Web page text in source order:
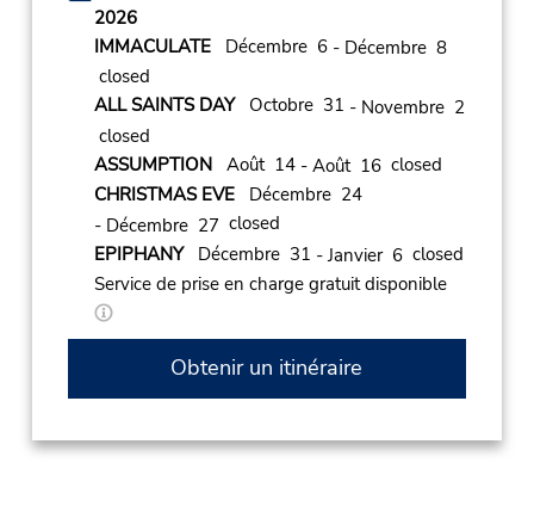
2026
IMMACULATEDécembre 6 - Décembre 8
closed
ALL SAINTS DAYOctobre 31 - Novembre 2
closed
ASSUMPTIONAoût 14 - Août 16closed
CHRISTMAS EVEDécembre 24
- Décembre 27 closed
EPIPHANYDécembre 31 - Janvier 6closed
Service de prise en charge gratuit disponible
Obtenir un itinéraire